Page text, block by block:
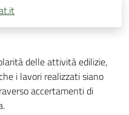
delle attività edilizie,
i lavori realizzati siano
accertamenti di